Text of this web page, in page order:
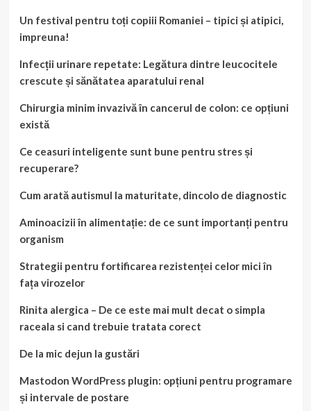
Un festival pentru toți copiii Romaniei – tipici și atipici,
impreuna!
Infecții urinare repetate: Legătura dintre leucocitele
crescute și sănătatea aparatului renal
Chirurgia minim invazivă în cancerul de colon: ce opțiuni
există
Ce ceasuri inteligente sunt bune pentru stres și
recuperare?
Cum arată autismul la maturitate, dincolo de diagnostic
Aminoacizii în alimentație: de ce sunt importanți pentru
organism
Strategii pentru fortificarea rezistenței celor mici în
fața virozelor
Rinita alergica – De ce este mai mult decat o simpla
raceala si cand trebuie tratata corect
De la mic dejun la gustări
Mastodon WordPress plugin: opțiuni pentru programare
și intervale de postare